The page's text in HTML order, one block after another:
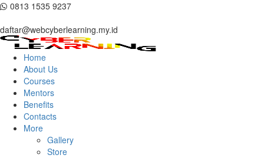
0813 1535 9237
daftar@webcyberlearning.my.id
Home
About Us
Courses
Mentors
Benefits
Contacts
More
Gallery
Store